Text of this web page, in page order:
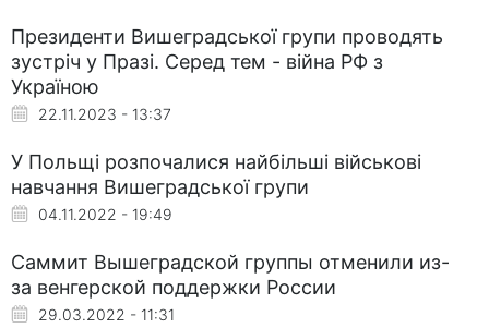
Президенти Вишеградської групи проводять
зустріч у Празі. Серед тем - війна РФ з
Україною
22.11.2023 - 13:37
У Польщі розпочалися найбільші військові
навчання Вишеградської групи
04.11.2022 - 19:49
Саммит Вышеградской группы отменили из-
за венгерской поддержки России
29.03.2022 - 11:31